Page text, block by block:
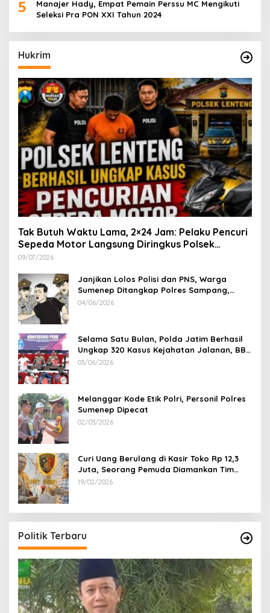
5
Manajer Hady, Empat Pemain Perssu MC Mengikuti
Seleksi Pra PON XXI Tahun 2024
Hukrim
Tak Butuh Waktu Lama, 2×24 Jam: Pelaku Pencuri
Sepeda Motor Langsung Diringkus Polsek
Lenteng di Wilayah Manding
09/07/2026
Janjikan Lolos Polisi dan PNS, Warga
Sumenep Ditangkap Polres Sampang,
Korban Rugi Rp 600 juta
04/06/2026
Selama Satu Bulan, Polda Jatim Berhasil
Ungkap 320 Kasus Kejahatan Jalanan, BB
100 Sepeda Motor dan 12 Mobil Diamankan
03/06/2026
Melanggar Kode Etik Polri, Personil Polres
Sumenep Dipecat
02/03/2026
Curi Uang Berulang di Kasir Toko Rp 12,3
Juta, Seorang Pemuda Diamankan Tim
Reskrim Polsek Lenteng Sumenep
19/02/2026
Politik Terbaru